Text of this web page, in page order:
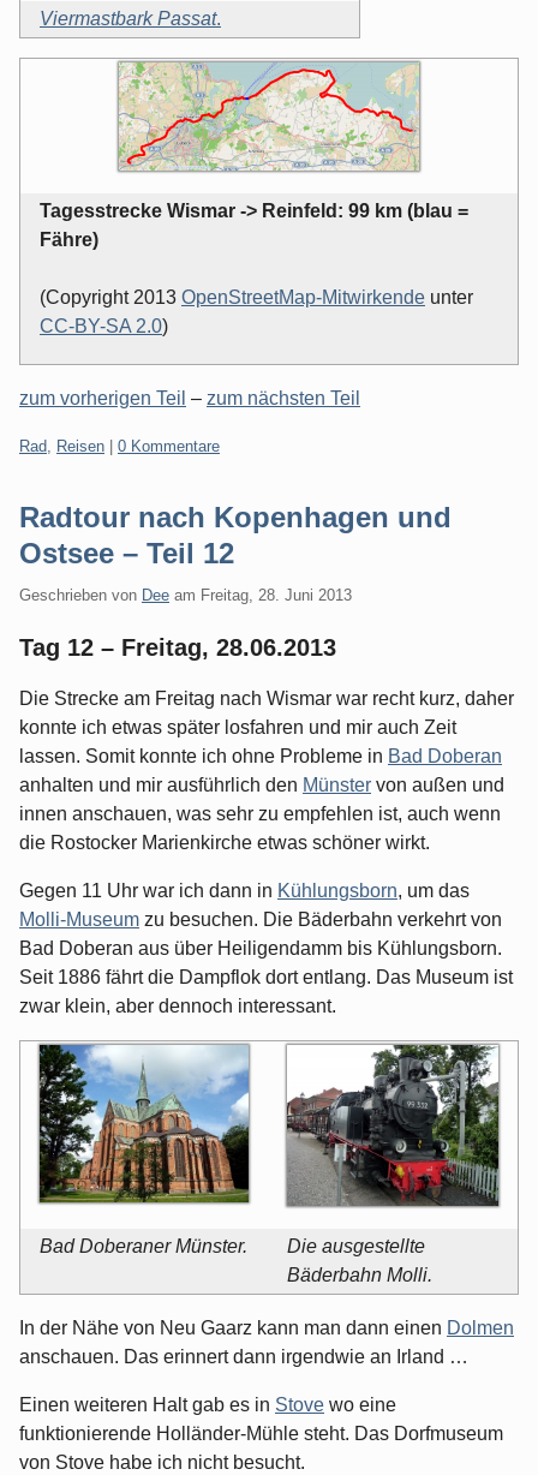
Viermastbark Passat.
Tagesstrecke Wismar -> Reinfeld: 99 km (blau =
Fähre)
(Copyright 2013 OpenStreetMap-Mitwirkende unter
CC-BY-SA 2.0)
zum vorherigen Teil – zum nächsten Teil
Kategorien:
Rad, Reisen 0 Kommentare
Radtour nach Kopenhagen und
Ostsee – Teil 12
Geschrieben von Dee am Freitag, 28. Juni 2013
Tag 12 – Freitag, 28.06.2013
Die Strecke am Freitag nach Wismar war recht kurz, daher
konnte ich etwas später losfahren und mir auch Zeit
lassen. Somit konnte ich ohne Probleme in Bad Doberan
anhalten und mir ausführlich den Münster von außen und
innen anschauen, was sehr zu empfehlen ist, auch wenn
die Rostocker Marienkirche etwas schöner wirkt.
Gegen 11 Uhr war ich dann in Kühlungsborn, um das
Molli-Museum zu besuchen. Die Bäderbahn verkehrt von
Bad Doberan aus über Heiligendamm bis Kühlungsborn.
Seit 1886 fährt die Dampflok dort entlang. Das Museum ist
zwar klein, aber dennoch interessant.
Bad Doberaner Münster.
Die ausgestellte
Bäderbahn Molli.
In der Nähe von Neu Gaarz kann man dann einen Dolmen
anschauen. Das erinnert dann irgendwie an Irland …
Einen weiteren Halt gab es in Stove wo eine
funktionierende Holländer-Mühle steht. Das Dorfmuseum
von Stove habe ich nicht besucht.